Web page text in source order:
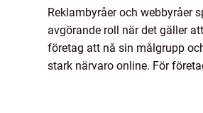
Reklambyråer och webbyråer
avgörande roll när det gäller
företag att nå sin målgrupp
stark närvaro online. För